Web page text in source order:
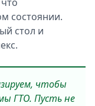
состоянии.
стол и
чтобы
ГТО. Пусть не